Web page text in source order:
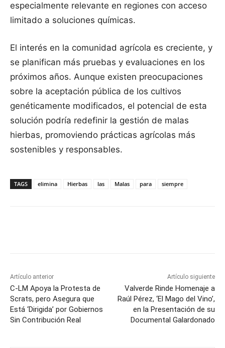
especialmente relevante en regiones con acceso
limitado a soluciones químicas.
El interés en la comunidad agrícola es creciente, y
se planifican más pruebas y evaluaciones en los
próximos años. Aunque existen preocupaciones
sobre la aceptación pública de los cultivos
genéticamente modificados, el potencial de esta
solución podría redefinir la gestión de malas
hierbas, promoviendo prácticas agrícolas más
sostenibles y responsables.
TAGS elimina Hierbas las Malas para siempre
Artículo anterior
C-LM Apoya la Protesta de
Scrats, pero Asegura que
Está ‘Dirigida’ por Gobiernos
Sin Contribución Real
Artículo siguiente
Valverde Rinde Homenaje a
Raúl Pérez, ‘El Mago del Vino’,
en la Presentación de su
Documental Galardonado